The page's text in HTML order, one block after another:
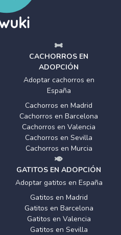
CACHORROS EN
ADOPCIÓN
Adoptar cachorros en
España
Cachorros en Madrid
Cachorros en Barcelona
Cachorros en Valencia
Cachorros en Sevilla
Cachorros en Murcia
GATITOS EN ADOPCIÓN
Adoptar gatitos en España
Gatitos en Madrid
Gatitos en Barcelona
Gatitos en Valencia
Gatitos en Sevilla